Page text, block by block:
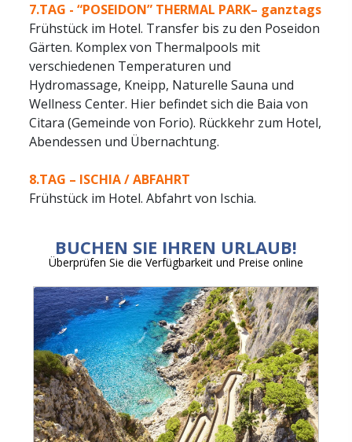
7.TAG - “POSEIDON” THERMAL PARK– ganztags
Frühstück im Hotel. Transfer bis zu den Poseidon
Gärten. Komplex von Thermalpools mit
verschiedenen Temperaturen und
Hydromassage, Kneipp, Naturelle Sauna und
Wellness Center. Hier befindet sich die Baia von
Citara (Gemeinde von Forio). Rückkehr zum Hotel,
Abendessen und Übernachtung.
8.TAG – ISCHIA / ABFAHRT
Frühstück im Hotel. Abfahrt von Ischia.
BUCHEN SIE IHREN URLAUB!
Überprüfen Sie die Verfügbarkeit und Preise online